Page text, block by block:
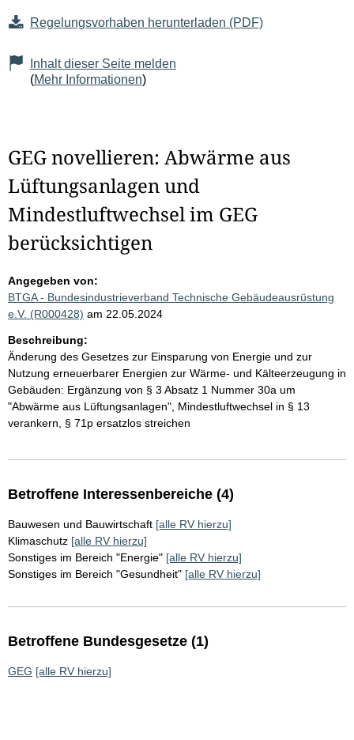
Regelungsvorhaben herunterladen (PDF)
Inhalt dieser Seite melden
(Mehr Informationen)
GEG novellieren: Abwärme aus
Lüftungsanlagen und
Mindestluftwechsel im GEG
berücksichtigen
Angegeben von:
BTGA - Bundesindustrieverband Technische Gebäudeausrüstung
e.V. (R000428) am 22.05.2024
Beschreibung:
Änderung des Gesetzes zur Einsparung von Energie und zur
Nutzung erneuerbarer Energien zur Wärme- und Kälteerzeugung in
Gebäuden: Ergänzung von § 3 Absatz 1 Nummer 30a um
"Abwärme aus Lüftungsanlagen", Mindestluftwechsel in § 13
verankern, § 71p ersatzlos streichen
Betroffene Interessenbereiche (4)
Bauwesen und Bauwirtschaft [alle RV hierzu]
Klimaschutz [alle RV hierzu]
Sonstiges im Bereich "Energie" [alle RV hierzu]
Sonstiges im Bereich "Gesundheit" [alle RV hierzu]
Betroffene Bundesgesetze (1)
GEG [alle RV hierzu]